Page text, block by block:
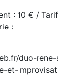
: 10 € /
:
duo-
et-